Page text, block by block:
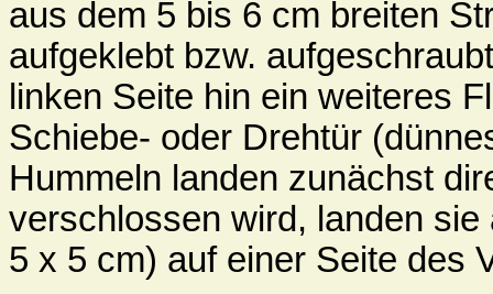
aus dem 5 bis 6 cm breiten
aufgeklebt bzw.
linken Seite hin ein weiteres
Schiebe- oder Drehtür
Hummeln landen zunächst
verschlossen wird, landen
5 x 5 cm) auf einer Seite des